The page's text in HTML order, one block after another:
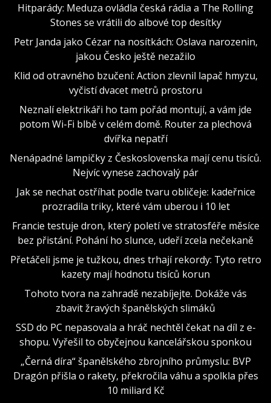
Hitparády: Meduza ovládla česká rádia a The Rolling
Stones se vrátili do albové top desítky
Petr Janda jako Cézar na nosítkách: Oslava narozenin,
jakou Česko ještě nezažilo
Klid od otravného bzučení: Action zlevnil lapač hmyzu,
vyčistí dvacet metrů prostoru
Neznalí elektrikáři ho tam pořád montují, a vám jde
potom Wi-Fi blbě v celém domě. Router za plechová
dvířka nepatří
Nenápadné lampičky z Československa mají cenu tisíců.
Nejvíc vynese zachovalý pár
Jak se nechat ostříhat podle tvaru obličeje: kadeřnice
prozradila triky, které vám uberou i 10 let
Francie testuje dron, který poletí ve stratosféře měsíce
bez přistání. Pohání ho slunce, udeří zcela nečekaně
Přetáčeli jsme je tužkou, dnes trhají rekordy: Tyto retro
kazety mají hodnotu tisíců korun
Tohoto tvora na zahradě nezabíjejte. Dokáže vás
zbavit žravých španělských slimáků
SSD do PC nepasovala a hráč nechtěl čekat na díl z e-
shopu. Vyřešil to obyčejnou kancelářskou sponkou
„Černá díra“ španělského zbrojního průmyslu: BVP
Dragón přišla o rakety, překročila váhu a spolkla přes
10 miliard Kč